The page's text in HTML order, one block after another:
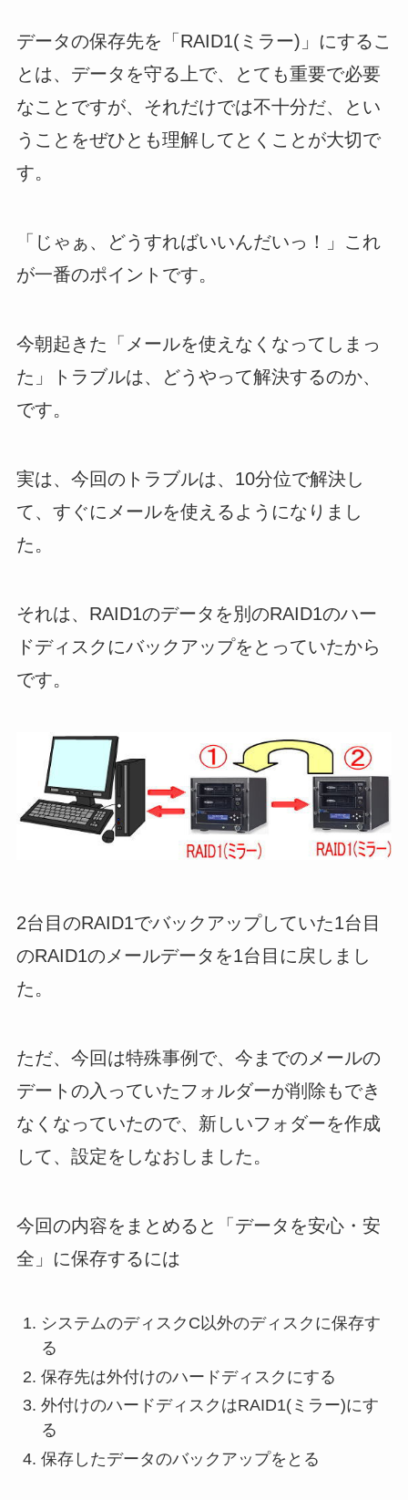
データの保存先を「RAID1(ミラー)」にするこ
とは、データを守る上で、とても重要で必要
なことですが、それだけでは不十分だ、とい
うことをぜひとも理解してとくことが大切で
す。
「じゃぁ、どうすればいいんだいっ！」これ
が一番のポイントです。
今朝起きた「メールを使えなくなってしまっ
た」トラブルは、どうやって解決するのか、
です。
実は、今回のトラブルは、10分位で解決し
て、すぐにメールを使えるようになりまし
た。
それは、RAID1のデータを別のRAID1のハー
ドディスクにバックアップをとっていたから
です。
2台目のRAID1でバックアップしていた1台目
のRAID1のメールデータを1台目に戻しまし
た。
ただ、今回は特殊事例で、今までのメールの
デートの入っていたフォルダーが削除もでき
なくなっていたので、新しいフォダーを作成
して、設定をしなおしました。
今回の内容をまとめると「データを安心・安
全」に保存するには
システムのディスクC以外のディスクに保存す
る
保存先は外付けのハードディスクにする
外付けのハードディスクはRAID1(ミラー)にす
る
保存したデータのバックアップをとる